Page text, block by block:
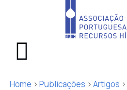
Home > Publicações > Artigos >